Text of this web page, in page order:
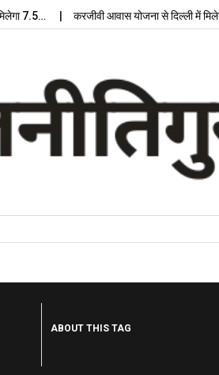
करजीवी आवास योजना से दिल्ली में मिलेगा
ABOUT THIS TAG